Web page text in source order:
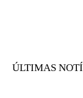
ÚLTIMAS